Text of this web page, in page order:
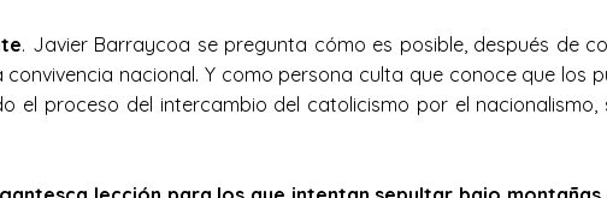
. Javier Barraycoa se pregunta cómo es posible, después de
nacional. Y como persona culta que conoce que los
el proceso del intercambio del catolicismo por el